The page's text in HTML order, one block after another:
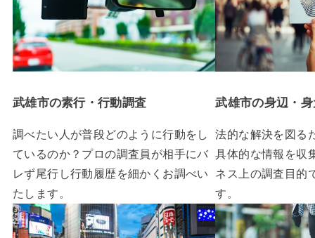
武雄市の素行・行動調査
調べたい人が普段どのように行動をし
ているのか？プロの調査員が相手にバ
レず尾行し行動履歴を細かくお調べい
たします。
武雄市の身辺・
法的な解決を図る
具体的な情報を収
ネス上の調査目的
す。